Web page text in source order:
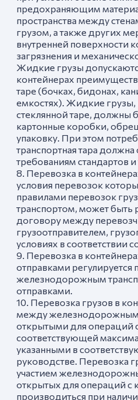
предохраняющим
пространства между
грузом, а также других
внутренней поверхности
загрязнения и
Жидкие грузы
контейнерах
таре (бочках, бидонах,
емкостях). Жидкие
стеклянной таре, должны
картонные коробки,
упаковку. При этом
транспортная тара должна
требованиям стандартов
8. Перевозка в
условия перевозок
правилами перевозок
транспортом, может быть
договору между
грузоотправителем,
условиях в соответствии
9. Перевозка в
отправками
железнодорожным
отправками.
10. Перевозка грузов в
между
открытыми для операций
соответствующей
указанными в
руководстве. Перевозка
участием
открытых для операций с
производиться при